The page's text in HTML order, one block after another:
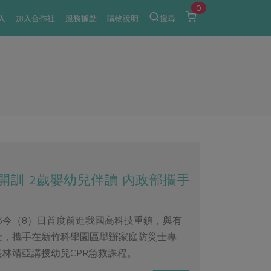
加入合作社 服務據點 購物說明 搜尋
0
訓 2歲嬰幼兒伴讀 內政部攜手
（8）日首度前進我國高科技重鎮，與有
攜手在新竹科學園區舉辦家庭防災士專
靖亞講授幼兒CPR急救課程。